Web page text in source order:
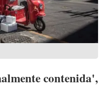
contenida',